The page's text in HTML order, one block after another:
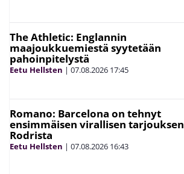
The Athletic: Englannin
maajoukkuemiestä syytetään
pahoinpitelystä
Eetu Hellsten | 07.08.2026 17:45
Romano: Barcelona on tehnyt
ensimmäisen virallisen tarjouksen
Rodrista
Eetu Hellsten | 07.08.2026 16:43